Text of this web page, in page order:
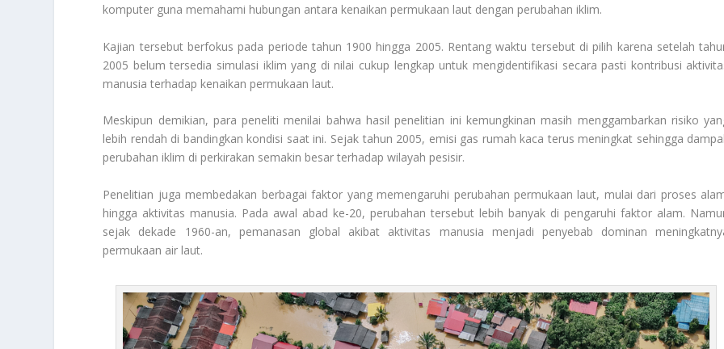
komputer guna memahami hubungan antara kenaikan permukaan laut dengan perubahan iklim.
Kajian tersebut berfokus pada periode tahun 1900 hingga 2005. Rentang waktu tersebut di pilih karena setelah
2005 belum tersedia simulasi iklim yang di nilai cukup lengkap untuk mengidentifikasi secara pasti kontribusi
manusia terhadap kenaikan permukaan laut.
Meskipun demikian, para peneliti menilai bahwa hasil penelitian ini kemungkinan masih menggambarkan risiko
lebih rendah di bandingkan kondisi saat ini. Sejak tahun 2005, emisi gas rumah kaca terus meningkat sehingga
perubahan iklim di perkirakan semakin besar terhadap wilayah pesisir.
Penelitian juga membedakan berbagai faktor yang memengaruhi perubahan permukaan laut, mulai dari proses
hingga aktivitas manusia. Pada awal abad ke-20, perubahan tersebut lebih banyak di pengaruhi faktor alam.
sejak dekade 1960-an, pemanasan global akibat aktivitas manusia menjadi penyebab dominan
permukaan air laut.